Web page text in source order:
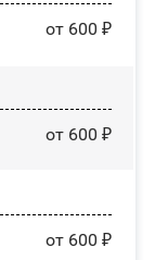
от 600 ₽
от 600 ₽
от 600 ₽